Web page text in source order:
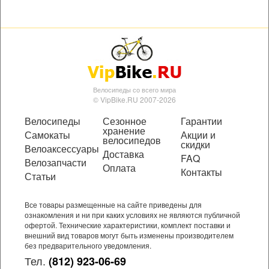
Велосипеды со всего мира
© VipBike.RU 2007-2026
Велосипеды
Самокаты
Велоаксессуары
Велозапчасти
Статьи
Сезонное
хранение
велосипедов
Доставка
Оплата
Гарантии
Акции и
скидки
FAQ
Контакты
Все товары размещенные на сайте приведены для
ознакомления и ни при каких условиях не являются публичной
офертой. Технические характеристики, комплект поставки и
внешний вид товаров могут быть изменены производителем
без предварительного уведомления.
Тел. (812) 923-06-69